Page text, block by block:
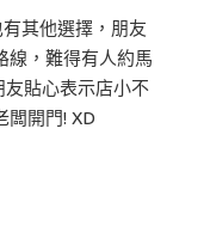
其他選擇，朋友
線，難得有人約馬
友貼心表示店小不
闆開門! XD